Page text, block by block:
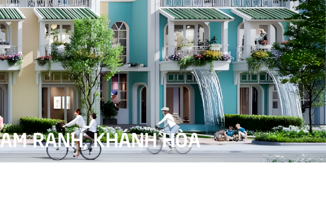
- CAM RANH, KHÁNH HÒA